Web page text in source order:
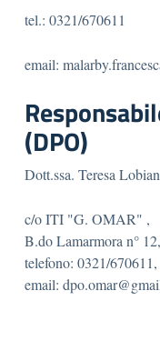
tel.: 0321/670611
email:
(DPO)
Dott.ssa. Teresa
c/o ITI "G. OMAR" ,
B.do Lamarmora n°
telefono: 0321/670611,
email: